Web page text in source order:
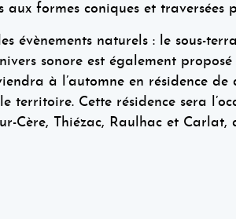
aux formes coniques et traversées
évènements naturels : le sous-
sonore est également
à l’automne en résidence de
Cette résidence sera
Cère, Thiézac, Raulhac et Carlat,